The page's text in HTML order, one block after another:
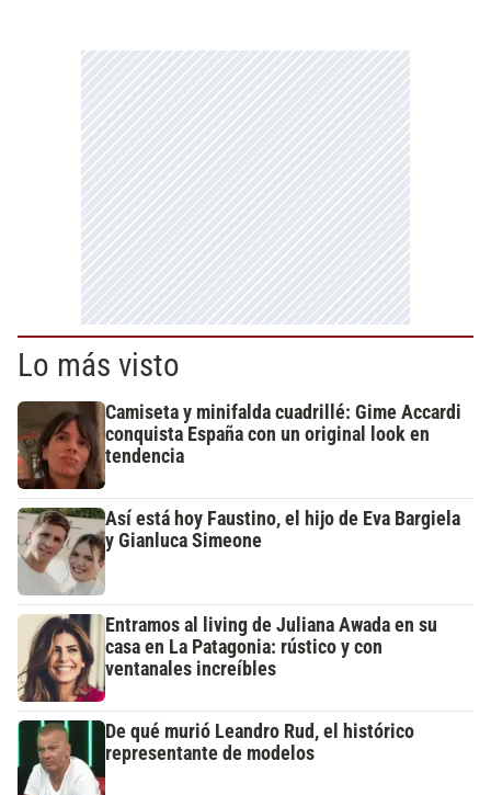
Lo más visto
Camiseta y minifalda cuadrillé: Gime Accardi
conquista España con un original look en
tendencia
Así está hoy Faustino, el hijo de Eva Bargiela
y Gianluca Simeone
Entramos al living de Juliana Awada en su
casa en La Patagonia: rústico y con
ventanales increíbles
De qué murió Leandro Rud, el histórico
representante de modelos